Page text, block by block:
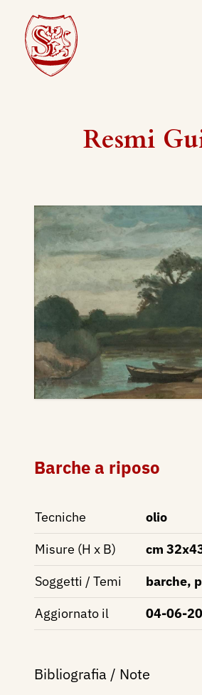
Resmi
Barche a riposo
Tecniche
olio
Misure (H x B)
cm
Soggetti / Temi
barche,
Aggiornato il
04-06-
Bibliografia / Note